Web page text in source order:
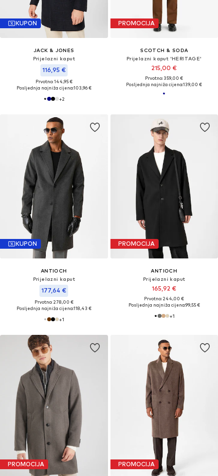
KUPON
JACK & JONES
Prijelazni kaput
116,95 €
Prvotno: 144,95 €
Posljednja najniža cijena:103,96 €
+2
PROMOCIJA
SCOTCH & SODA
Prijelazni kaput 'HERITAGE'
215,00 €
Prvotno: 359,00 €
Posljednja najniža cijena:139,00 €
KUPON
ANTIOCH
Prijelazni kaput
177,64 €
Prvotno: 278,00 €
Posljednja najniža cijena:118,43 €
+1
PROMOCIJA
ANTIOCH
Prijelazni kaput
165,92 €
Prvotno: 244,00 €
Posljednja najniža cijena:99,55 €
+1
PROMOCIJA PROMOCIJA